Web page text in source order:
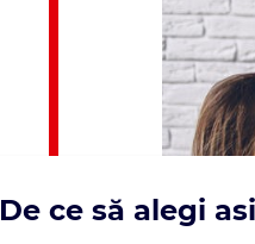
De ce să alegi